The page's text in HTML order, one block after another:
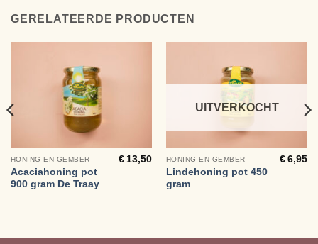
GERELATEERDE PRODUCTEN
HONING EN GEMBER
Acaciahoning pot
900 gram De Traay
€ 13,50
UITVERKOCHT
HONING EN GEMBER
Lindehoning pot 450
gram
€ 6,95